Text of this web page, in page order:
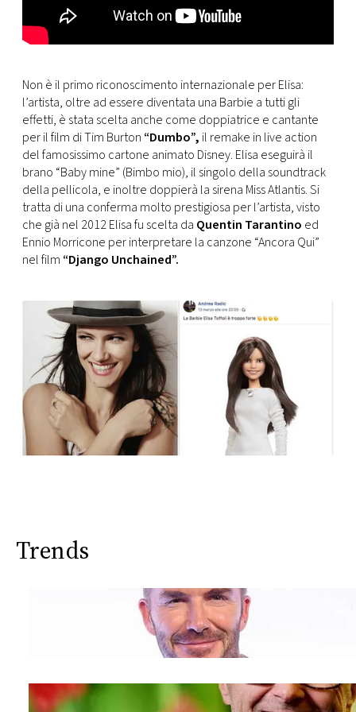
Non è il primo riconoscimento internazionale per Elisa:
l’artista, oltre ad essere diventata una Barbie a tutti gli
effetti, è stata scelta anche come doppiatrice e cantante
per il film di Tim Burton “Dumbo”, il remake in live action
del famosissimo cartone animato Disney. Elisa eseguirà il
brano “Baby mine” (Bimbo mio), il singolo della soundtrack
della pellicola, e inoltre doppierà la sirena Miss Atlantis. Si
tratta di una conferma molto prestigiosa per l’artista, visto
che già nel 2012 Elisa fu scelta da Quentin Tarantino ed
Ennio Morricone per interpretare la canzone “Ancora Qui”
nel film “Django Unchained”.
Trends